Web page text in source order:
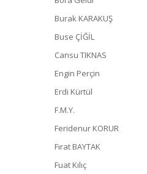
Burak KARAKUŞ
Buse ÇİĞİL
Cansu TIKNAS
Engin Perçin
Erdi Kürtül
F.M.Y.
Feridenur KORUR
Fırat BAYTAK
Fuat Kılıç